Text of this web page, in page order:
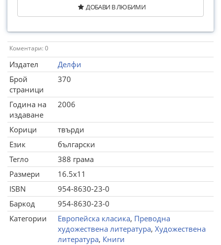
ДОБАВИ В ЛЮБИМИ
Коментари: 0
Издател
Делфи
Брой
страници
370
Година на
издаване
2006
Корици
твърди
Език
български
Тегло
388 грама
Размери
16.5x11
ISBN
954-8630-23-0
Баркод
954-8630-23-0
Категории
Европейска класика, Преводна
художествена литература, Художествена
литература, Книги